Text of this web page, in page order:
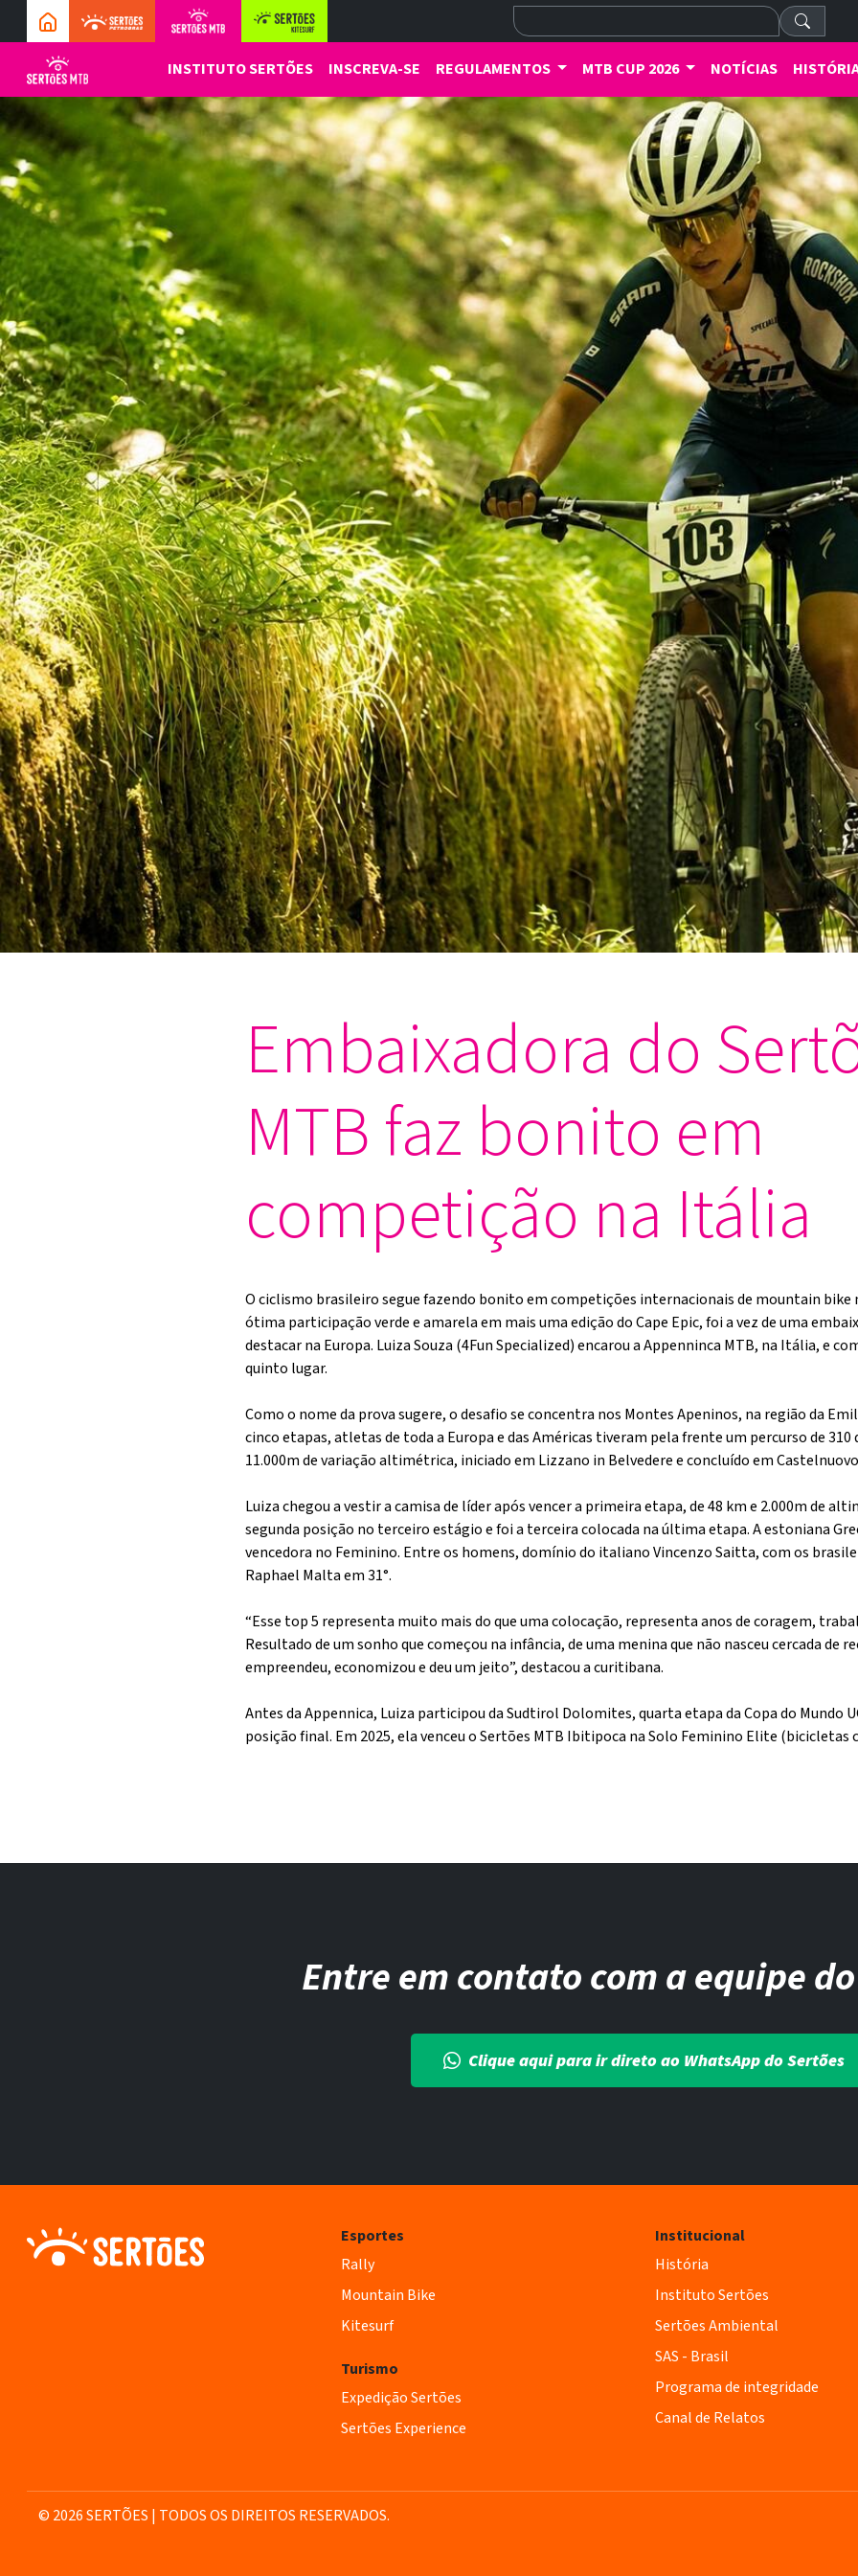
INSTITUTO SERTÕES INSCREVA-SE REGULAMENTOS MTB CUP 2026 NOTÍCIAS
Embaixadora do
MTB faz bonito em
competição na Itália
O ciclismo brasileiro segue fazendo bonito em competições internacionais de mountain bike
ótima participação verde e amarela em mais uma edição do Cape Epic, foi a vez de uma
destacar na Europa. Luiza Souza (4Fun Specialized) encarou a Appenninca MTB, na Itália, e
quinto lugar.
Como o nome da prova sugere, o desafio se concentra nos Montes Apeninos, na região da
cinco etapas, atletas de toda a Europa e das Américas tiveram pela frente um percurso de
11.000m de variação altimétrica, iniciado em Lizzano in Belvedere e concluído em
Luiza chegou a vestir a camisa de líder após vencer a primeira etapa, de 48 km e 2.000m de
segunda posição no terceiro estágio e foi a terceira colocada na última etapa. A estoniana
vencedora no Feminino. Entre os homens, domínio do italiano Vincenzo Saitta, com os
Raphael Malta em 31°.
“Esse top 5 representa muito mais do que uma colocação, representa anos de coragem,
Resultado de um sonho que começou na infância, de uma menina que não nasceu cercada de
empreendeu, economizou e deu um jeito”, destacou a curitibana.
Antes da Appennica, Luiza participou da Sudtirol Dolomites, quarta etapa da Copa do Mundo
posição final. Em 2025, ela venceu o Sertões MTB Ibitipoca na Solo Feminino Elite (bicicletas
Entre em contato com a equipe
Clique aqui para ir direto ao WhatsApp do Sertões
Esportes
Rally
Mountain Bike
Kitesurf
Turismo
Expedição Sertões
Sertões Experience
Institucional
História
Instituto Sertões
Sertões Ambiental
SAS - Brasil
Programa de integridade
Canal de Relatos
© 2026 SERTÕES | TODOS OS DIREITOS RESERVADOS.